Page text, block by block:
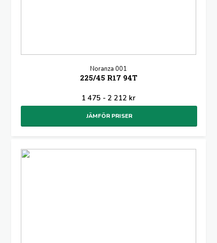
Noranza 001
225/45 R17 94T
1 475 - 2 212 kr
JÄMFÖR PRISER